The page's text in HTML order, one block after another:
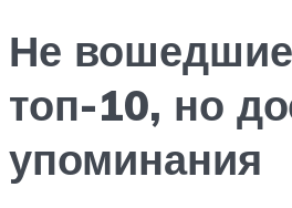
Не
топ-10, но
упоминания